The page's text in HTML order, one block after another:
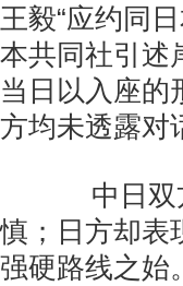
王毅“应约同
本共同社引述
当日以入座的
方均未透露对
中日双方
慎；日方却表
强硬路线之始。